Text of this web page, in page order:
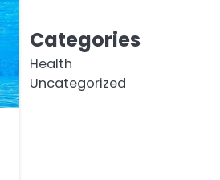
Categories
Health
Uncategorized